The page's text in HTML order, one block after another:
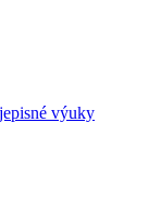
výuky